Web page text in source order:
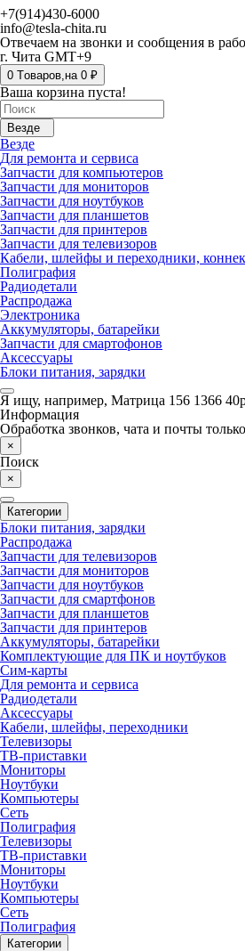
+7(914)430-6000
info@tesla-chita.ru
Отвечаем на звонки и сообщения в
г. Чита GMT+9
0 Tоваров,на 0 ₽
Ваша корзина пуста!
Везде
Везде
Для ремонта и сервиса
Запчасти для компьютеров
Запчасти для мониторов
Запчасти для ноутбуков
Запчасти для планшетов
Запчасти для принтеров
Запчасти для телевизоров
Кабели, шлейфы и переходники,
Полиграфия
Радиодетали
Распродажа
Электроника
Аккумуляторы, батарейки
Запчасти для смартофонов
Аксессуары
Блоки питания, зарядки
Я ищу, например, Матрица 156 1366
Информация
Обработка звонков, чата и почты
×
Поиск
×
Категории
Блоки питания, зарядки
Распродажа
Запчасти для телевизоров
Запчасти для мониторов
Запчасти для ноутбуков
Запчасти для смартфонов
Запчасти для планшетов
Запчасти для принтеров
Аккумуляторы, батарейки
Комплектующие для ПК и ноутбуков
Сим-карты
Для ремонта и сервиса
Радиодетали
Аксессуары
Кабели, шлейфы, переходники
Телевизоры
ТВ-приставки
Мониторы
Ноутбуки
Компьютеры
Сеть
Полиграфия
Телевизоры
ТВ-приставки
Мониторы
Ноутбуки
Компьютеры
Сеть
Полиграфия
Категории